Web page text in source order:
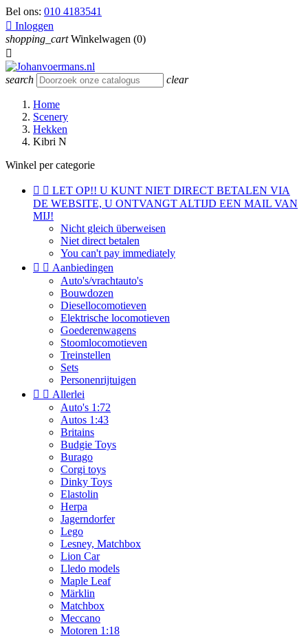
Bel ons: 010 4183541
 Inloggen
shopping_cart Winkelwagen (0)

search clear
Home
Scenery
Hekken
Kibri N
Winkel per categorie
  LET OP!! U KUNT NIET DIRECT BETALEN VIA
DE WEBSITE, U ONTVANGT ALTIJD EEN MAIL VAN
MIJ!
Nicht gleich überweisen
Niet direct betalen
You can't pay immediately
  Aanbiedingen
Auto's/vrachtauto's
Bouwdozen
Diesellocomotieven
Elektrische locomotieven
Goederenwagens
Stoomlocomotieven
Treinstellen
Sets
Personenrijtuigen
  Allerlei
Auto's 1:72
Autos 1:43
Britains
Budgie Toys
Burago
Corgi toys
Dinky Toys
Elastolin
Herpa
Jagerndorfer
Lego
Lesney, Matchbox
Lion Car
Lledo models
Maple Leaf
Märklin
Matchbox
Meccano
Motoren 1:18